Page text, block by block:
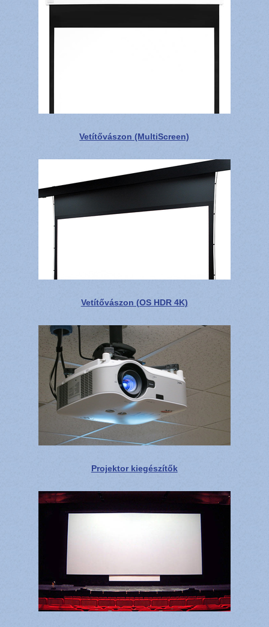
Vetítővászon (MultiScreen)
Vetítővászon (OS HDR 4K)
Projektor kiegészítők